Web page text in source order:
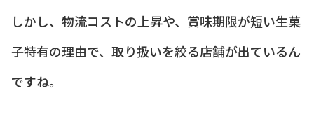
しかし、物流コストの上昇や、賞味期限が短い生菓
子特有の理由で、取り扱いを絞る店舗が出ているん
ですね。